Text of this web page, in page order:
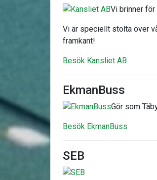
Vi brinner
Vi är speciellt stolta över
framkant!
Besök Kansliet AB
EkmanBuss
Gör som
Besök EkmanBuss
SEB